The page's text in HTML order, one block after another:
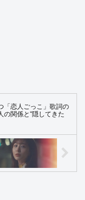
「恋人ごっこ」歌詞の
の関係と“隠してきた